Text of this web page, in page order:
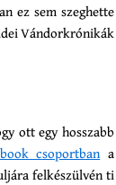
ez sem szeghette
Vándorkrónikák
ott egy hosszabb
csoportban a
felkészülvén ti